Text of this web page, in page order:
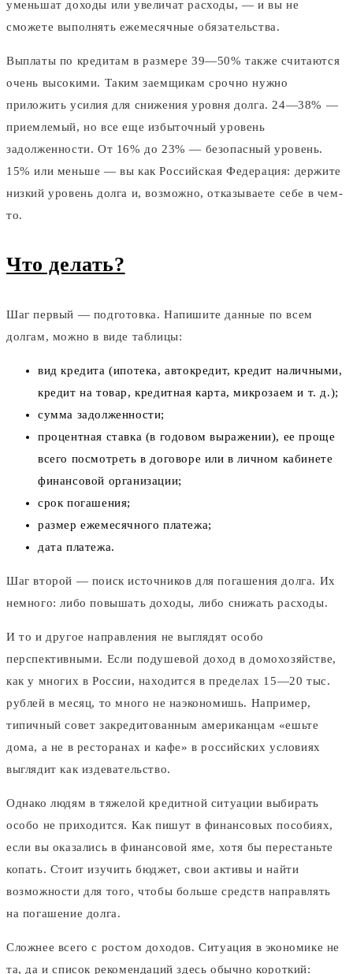
уменьшат доходы или увеличат расходы, — и вы не
сможете выполнять ежемесячные обязательства.
Выплаты по кредитам в размере 39—50% также считаются
очень высокими. Таким заемщикам срочно нужно
приложить усилия для снижения уровня долга. 24—38% —
приемлемый, но все еще избыточный уровень
задолженности. От 16% до 23% — безопасный уровень.
15% или меньше — вы как Российская Федерация: держите
низкий уровень долга и, возможно, отказываете себе в чем-
то.
Что делать?
Шаг первый — подготовка. Напишите данные по всем
долгам, можно в виде таблицы:
вид кредита (ипотека, автокредит, кредит наличными,
кредит на товар, кредитная карта, микрозаем и т. д.);
сумма задолженности;
процентная ставка (в годовом выражении), ее проще
всего посмотреть в договоре или в личном кабинете
финансовой организации;
срок погашения;
размер ежемесячного платежа;
дата платежа.
Шаг второй — поиск источников для погашения долга. Их
немного: либо повышать доходы, либо снижать расходы.
И то и другое направления не выглядят особо
перспективными. Если подушевой доход в домохозяйстве,
как у многих в России, находится в пределах 15—20 тыс.
рублей в месяц, то много не наэкономишь. Например,
типичный совет закредитованным американцам «ешьте
дома, а не в ресторанах и кафе» в российских условиях
выглядит как издевательство.
Однако людям в тяжелой кредитной ситуации выбирать
особо не приходится. Как пишут в финансовых пособиях,
если вы оказались в финансовой яме, хотя бы перестаньте
копать. Стоит изучить бюджет, свои активы и найти
возможности для того, чтобы больше средств направлять
на погашение долга.
Сложнее всего с ростом доходов. Ситуация в экономике не
та, да и список рекомендаций здесь обычно короткий: